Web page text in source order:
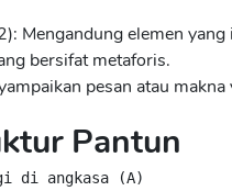
Mengandung elemen
bersifat metaforis.
pesan atau
Pantun
di angkasa (A)